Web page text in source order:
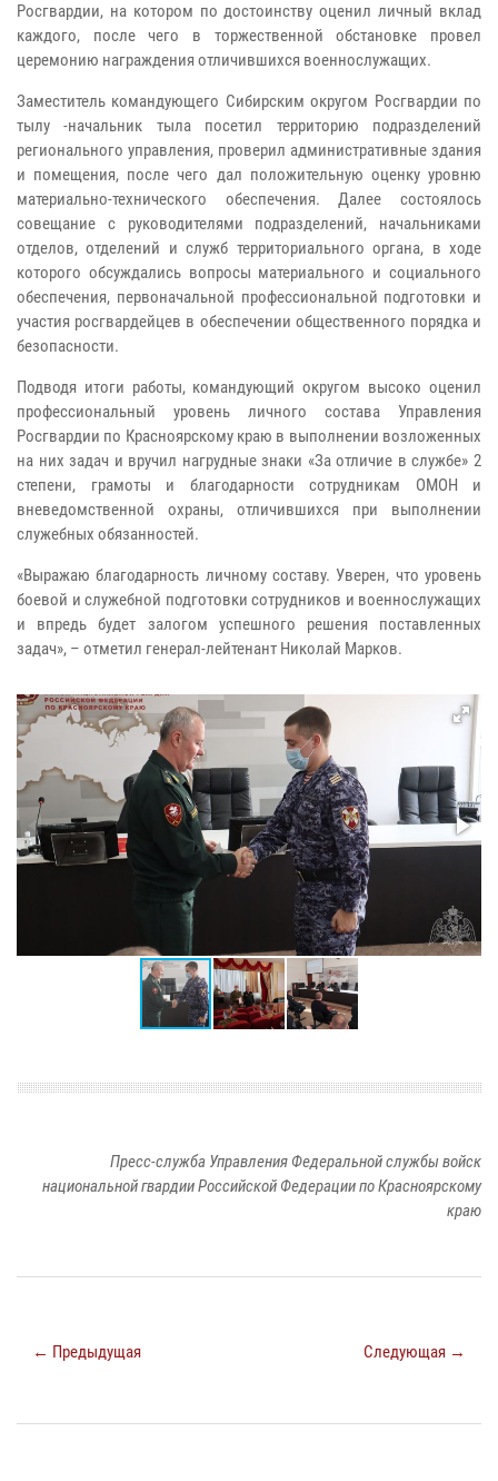
Росгвардии, на котором по достоинству оценил личный вклад
каждого, после чего в торжественной обстановке провел
церемонию награждения отличившихся военнослужащих.
Заместитель командующего Сибирским округом Росгвардии по
тылу -начальник тыла посетил территорию подразделений
регионального управления, проверил административные здания
и помещения, после чего дал положительную оценку уровню
материально-технического обеспечения. Далее состоялось
совещание с руководителями подразделений, начальниками
отделов, отделений и служб территориального органа, в ходе
которого обсуждались вопросы материального и социального
обеспечения, первоначальной профессиональной подготовки и
участия росгвардейцев в обеспечении общественного порядка и
безопасности.
Подводя итоги работы, командующий округом высоко оценил
профессиональный уровень личного состава Управления
Росгвардии по Красноярскому краю в выполнении возложенных
на них задач и вручил нагрудные знаки «За отличие в службе» 2
степени, грамоты и благодарности сотрудникам ОМОН и
вневедомственной охраны, отличившихся при выполнении
служебных обязанностей.
«Выражаю благодарность личному составу. Уверен, что уровень
боевой и служебной подготовки сотрудников и военнослужащих
и впредь будет залогом успешного решения поставленных
задач», – отметил генерал-лейтенант Николай Марков.
Пресс-служба Управления Федеральной службы войск
национальной гвардии Российской Федерации по Красноярскому
краю
← Предыдущая Следующая →